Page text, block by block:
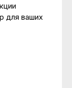
для ваших